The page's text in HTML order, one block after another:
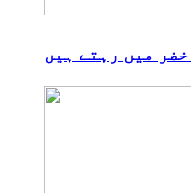
میں رہتے ہیں